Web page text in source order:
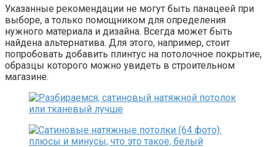
Указанные рекомендации не могут быть панацеей при
выборе, а только помощником для определения
нужного материала и дизайна. Всегда может быть
найдена альтернатива. Для этого, например, стоит
попробовать добавить плинтус на потолочное покрытие,
образцы которого можно увидеть в строительном
магазине.